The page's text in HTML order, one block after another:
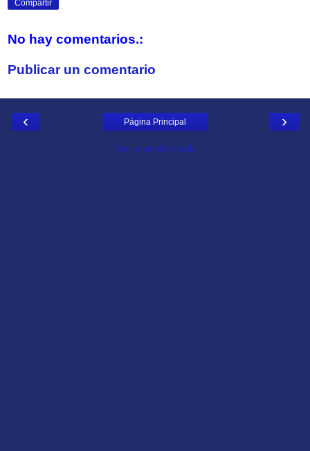
Compartir
No hay comentarios.:
Publicar un comentario
‹ ›
Página Principal
Ver la versión web